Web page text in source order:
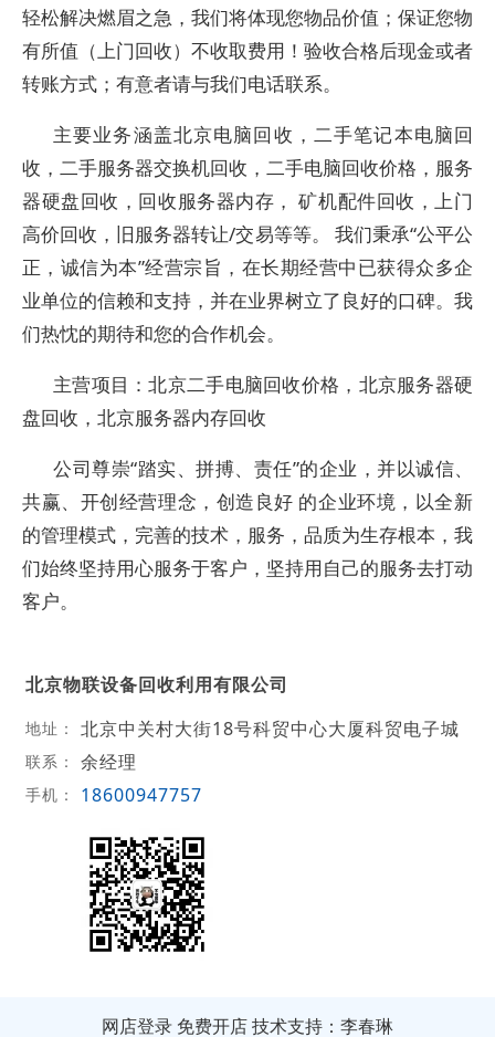
轻松解决燃眉之急，我们将体现您物品价值；保证您物
有所值（上门回收）不收取费用！验收合格后现金或者
转账方式；有意者请与我们电话联系。
主要业务涵盖北京电脑回收，二手笔记本电脑回
收，二手服务器交换机回收，二手电脑回收价格，服务
器硬盘回收，回收服务器内存， 矿机配件回收，上门
高价回收，旧服务器转让/交易等等。 我们秉承“公平公
正，诚信为本”经营宗旨，在长期经营中已获得众多企
业单位的信赖和支持，并在业界树立了良好的口碑。我
们热忱的期待和您的合作机会。
主营项目：北京二手电脑回收价格，北京服务器硬
盘回收，北京服务器内存回收
公司尊崇“踏实、拼搏、责任”的企业，并以诚信、
共赢、开创经营理念，创造良好 的企业环境，以全新
的管理模式，完善的技术，服务，品质为生存根本，我
们始终坚持用心服务于客户，坚持用自己的服务去打动
客户。
北京物联设备回收利用有限公司
地址： 北京中关村大街18号科贸中心大厦科贸电子城
联系： 余经理
手机： 18600947757
网店登录 免费开店技术支持：李春琳